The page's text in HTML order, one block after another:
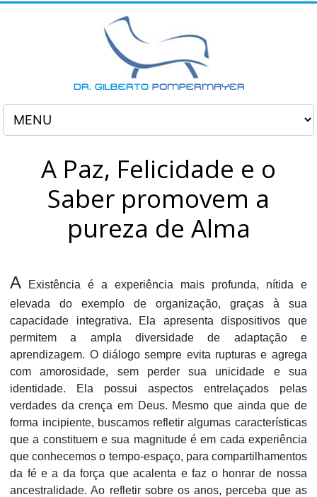
A Paz, Felicidade e o
Saber promovem a
pureza de Alma
A Existência é a experiência mais profunda, nítida e
elevada do exemplo de organização, graças à sua
capacidade integrativa. Ela apresenta dispositivos que
permitem a ampla diversidade de adaptação e
aprendizagem. O diálogo sempre evita rupturas e agrega
com amorosidade, sem perder sua unicidade e sua
identidade. Ela possui aspectos entrelaçados pelas
verdades da crença em Deus. Mesmo que ainda que de
forma incipiente, buscamos refletir algumas características
que a constituem e sua magnitude é em cada experiência
que conhecemos o tempo-espaço, para compartilhamentos
da fé e a da força que acalenta e faz o honrar de nossa
ancestralidade. Ao refletir sobre os anos, perceba que as